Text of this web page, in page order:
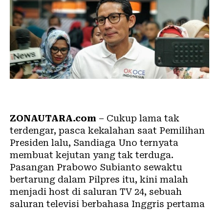
ZONAUTARA.com – Cukup lama tak
terdengar, pasca kekalahan saat Pemilihan
Presiden lalu, Sandiaga Uno ternyata
membuat kejutan yang tak terduga.
Pasangan Prabowo Subianto sewaktu
bertarung dalam Pilpres itu, kini malah
menjadi host di saluran TV 24, sebuah
saluran televisi berbahasa Inggris pertama